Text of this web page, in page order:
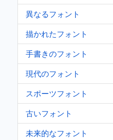
異なるフォント
描かれたフォント
手書きのフォント
現代のフォント
スポーツフォント
古いフォント
未来的なフォント